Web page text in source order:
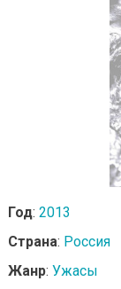
Год: 2013
Страна: Россия
Жанр: Ужасы